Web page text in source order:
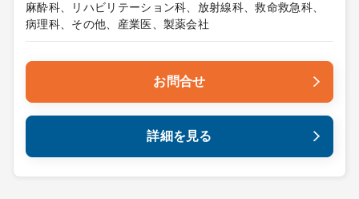
麻酔科、リハビリテーション科、放射線科、救命救急科、
病理科、その他、産業医、製薬会社
お問合せ
詳細を見る